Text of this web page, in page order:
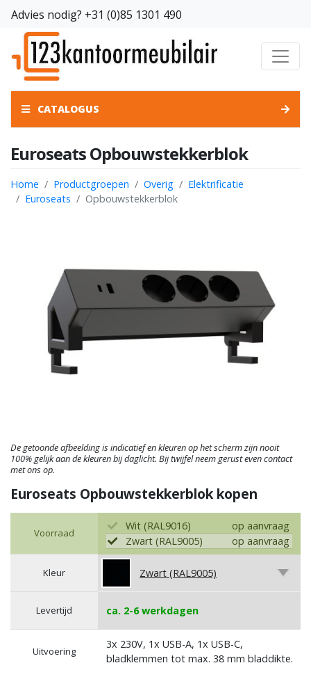
Advies nodig? +31 (0)85 1301 490
CATALOGUS
Euroseats Opbouwstekkerblok
Home Productgroepen Overig
Elektrificatie
Euroseats
Opbouwstekkerblok
De getoonde afbeelding is indicatief en kleuren op het scherm zijn nooit
100% gelijk aan de kleuren bij daglicht. Bij twijfel neem gerust even contact
met ons op.
Euroseats Opbouwstekkerblok kopen
Voorraad
Wit (RAL9016)
op aanvraag
Zwart (RAL9005)
op aanvraag
Kleur Zwart (RAL9005)
Levertijd ca. 2-6 werkdagen
Uitvoering
3x 230V, 1x USB-A, 1x USB-C,
bladklemmen tot max. 38 mm bladdikte.